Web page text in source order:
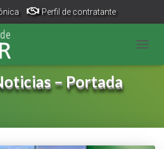
Perfil de contratante
Canal de denuncias
– Portada